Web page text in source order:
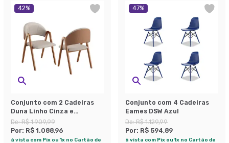
42%
Conjunto com 2 Cadeiras
Duna Linho Cinza e
Amadeirado
De:R$ 1.909,99
Por: R$ 1.088,96
à vista com Pix ou 1x no Cartão de
47%
Conjunto com 4 Cadeiras
Eames DSW Azul
De:R$ 1.129,99
Por: R$ 594,89
à vista com Pix ou 1x no Cartão de